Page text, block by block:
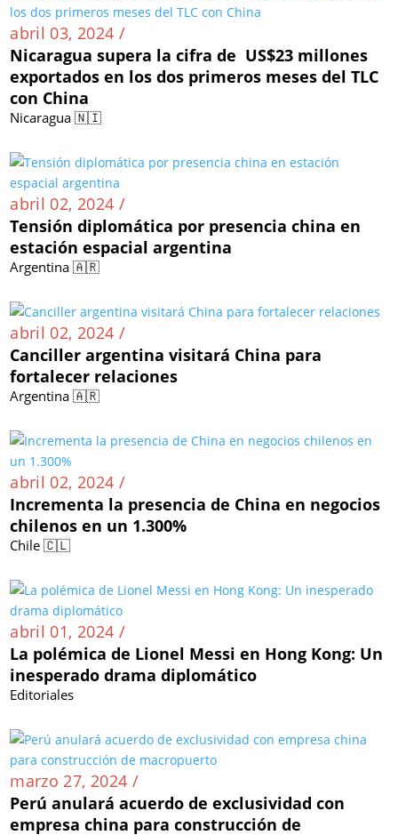
abril 03, 2024 /
Nicaragua supera la cifra de US$23 millones
exportados en los dos primeros meses del TLC
con China
Nicaragua 🇳🇮
abril 02, 2024 /
Tensión diplomática por presencia china en
estación espacial argentina
Argentina 🇦🇷
abril 02, 2024 /
Canciller argentina visitará China para
fortalecer relaciones
Argentina 🇦🇷
abril 02, 2024 /
Incrementa la presencia de China en negocios
chilenos en un 1.300%
Chile 🇨🇱
abril 01, 2024 /
La polémica de Lionel Messi en Hong Kong: Un
inesperado drama diplomático
Editoriales
marzo 27, 2024 /
Perú anulará acuerdo de exclusividad con
empresa china para construcción de